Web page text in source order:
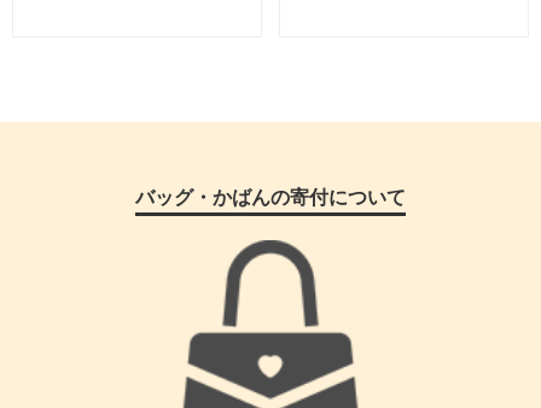
バッグ・かばんの寄付について